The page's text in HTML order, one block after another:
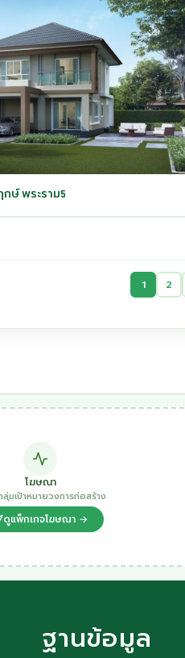
ษ์ พระราม5
1 2
โฆษณา
ลุ่มเป้าหมายวงการก่อสร้าง
ดูแพ็กเกจโฆษณา →
ฐานข้อมูล